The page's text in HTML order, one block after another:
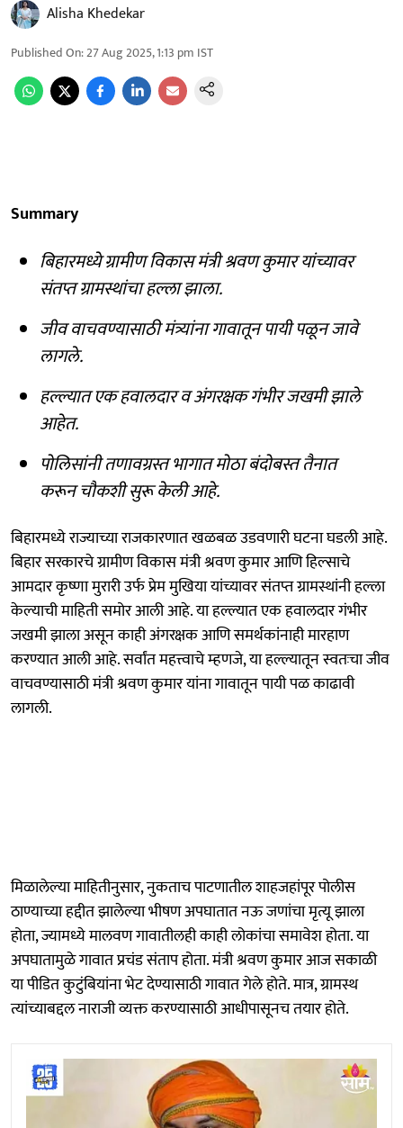
Alisha Khedekar
Published On:27 Aug 2025, 1:13 pm IST
Summary
बिहारमध्ये ग्रामीण विकास मंत्री श्रवण कुमार यांच्यावर
संतप्त ग्रामस्थांचा हल्ला झाला.
जीव वाचवण्यासाठी मंत्र्यांना गावातून पायी पळून जावे
लागले.
हल्ल्यात एक हवालदार व अंगरक्षक गंभीर जखमी झाले
आहेत.
पोलिसांनी तणावग्रस्त भागात मोठा बंदोबस्त तैनात
करून चौकशी सुरू केली आहे.
बिहारमध्ये राज्याच्या राजकारणात खळबळ उडवणारी घटना घडली आहे.
बिहार सरकारचे ग्रामीण विकास मंत्री श्रवण कुमार आणि हिल्साचे
आमदार कृष्णा मुरारी उर्फ प्रेम मुखिया यांच्यावर संतप्त ग्रामस्थांनी हल्ला
केल्याची माहिती समोर आली आहे. या हल्ल्यात एक हवालदार गंभीर
जखमी झाला असून काही अंगरक्षक आणि समर्थकांनाही मारहाण
करण्यात आली आहे. सर्वांत महत्त्वाचे म्हणजे, या हल्ल्यातून स्वतःचा जीव
वाचवण्यासाठी मंत्री श्रवण कुमार यांना गावातून पायी पळ काढावी
लागली.
मिळालेल्या माहितीनुसार, नुकताच पाटणातील शाहजहांपूर पोलीस
ठाण्याच्या हद्दीत झालेल्या भीषण अपघातात नऊ जणांचा मृत्यू झाला
होता, ज्यामध्ये मालवण गावातीलही काही लोकांचा समावेश होता. या
अपघातामुळे गावात प्रचंड संताप होता. मंत्री श्रवण कुमार आज सकाळी
या पीडित कुटुंबियांना भेट देण्यासाठी गावात गेले होते. मात्र, ग्रामस्थ
त्यांच्याबद्दल नाराजी व्यक्त करण्यासाठी आधीपासूनच तयार होते.